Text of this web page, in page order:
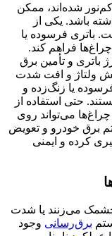
شده‌اند، ممکن
باشد. یکی از
باتری فرسوده یا
فراهم کند.
باتری و تأمین برق
ولتاژ و افت شدت
یا زنگ‌زده و
حتی استفاده از
می‌تواند روی
برق خودرو و تعویض
کرده و ایمنی
می‌زنند یا شدت
برق‌رسانی وجود